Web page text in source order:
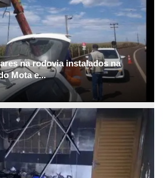
na rodovia instalados na
Mota e...